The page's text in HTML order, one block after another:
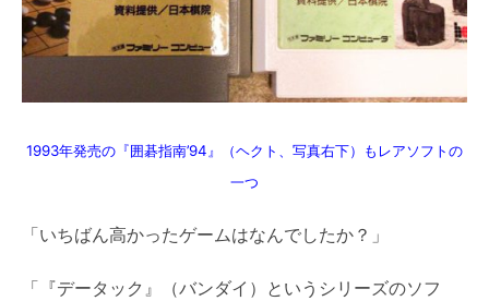
1993年発売の『囲碁指南’94』（ヘクト、写真右下）もレアソフトの
一つ
「いちばん高かったゲームはなんでしたか？」
「『データック』（バンダイ）というシリーズのソフ